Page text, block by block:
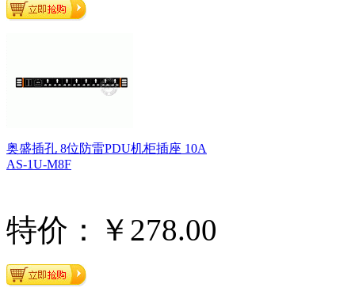
奥盛插孔 8位防雷PDU机柜插座 10A
AS-1U-M8F
特价：￥278.00